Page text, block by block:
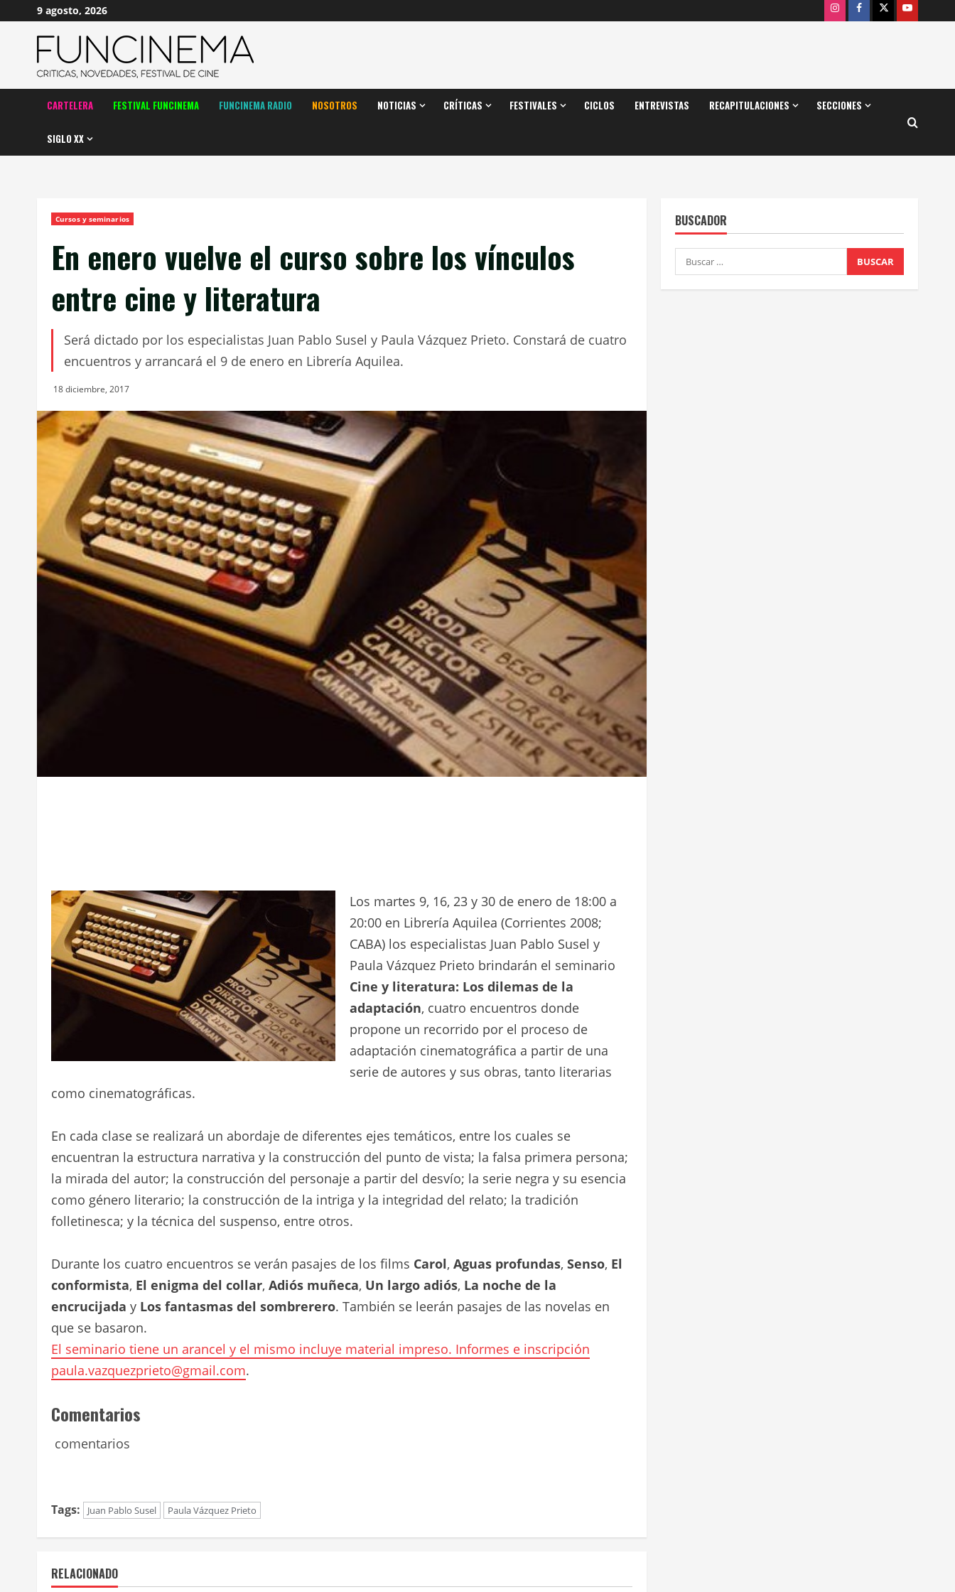
contenido
9 agosto, 2026 InstagramFacebook
X Youtube
CARTELERA FESTIVAL FUNCINEMA FUNCINEMA RADIO NOSOTROS NOTICIAS CRÍTICAS FESTIVALES CICLOS ENTREVISTAS RECAPITULACIONES SECCIONES
SIGLO XX
Cursos y seminarios
En enero vuelve el curso sobre los vínculos
entre cine y literatura
Será dictado por los especialistas Juan Pablo Susel y Paula Vázquez Prieto. Constará de cuatro
encuentros y arrancará el 9 de enero en Librería Aquilea.
18 diciembre, 2017
Los martes 9, 16, 23 y 30 de enero de 18:00 a
20:00 en Librería Aquilea (Corrientes 2008;
CABA) los especialistas Juan Pablo Susel y
Paula Vázquez Prieto brindarán el seminario
Cine y literatura: Los dilemas de la
adaptación, cuatro encuentros donde
propone un recorrido por el proceso de
adaptación cinematográfica a partir de una
serie de autores y sus obras, tanto literarias
como cinematográficas.
En cada clase se realizará un abordaje de diferentes ejes temáticos, entre los cuales se
encuentran la estructura narrativa y la construcción del punto de vista; la falsa primera persona;
la mirada del autor; la construcción del personaje a partir del desvío; la serie negra y su esencia
como género literario; la construcción de la intriga y la integridad del relato; la tradición
folletinesca; y la técnica del suspenso, entre otros.
Durante los cuatro encuentros se verán pasajes de los films Carol, Aguas profundas, Senso, El
conformista, El enigma del collar, Adiós muñeca, Un largo adiós, La noche de la
encrucijada y Los fantasmas del sombrerero. También se leerán pasajes de las novelas en
que se basaron.
El seminario tiene un arancel y el mismo incluye material impreso. Informes e inscripción
paula.vazquezprieto@gmail.com.
Comentarios
comentarios
Tags: Juan Pablo Susel Paula Vázquez Prieto
RELACIONADO
BUSCADOR
Buscar: